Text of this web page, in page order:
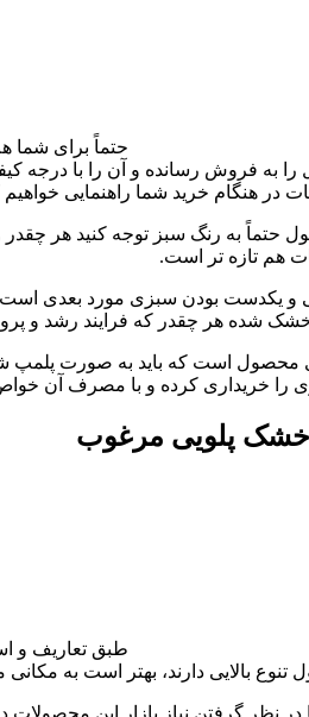
حتماً برای شما
را به فروش رسانده و آن را با درجه
در هنگام خرید شما راهنمایی
حتماً به رنگ سبز توجه کنید هر
هم تازه تر است.
و یکدست بودن سبزی مورد بعدی است
خشک شده هر چقدر که فرایند رشد و
است که باید به صورت پلمپ شده
را خریداری کرده و با مصرف آن
پلویی مرغوب
طبق تعاریف و
تنوع بالایی دارند، بهتر است به